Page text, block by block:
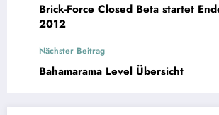
Brick-Force Closed Beta startet
2012
Nächster Beitrag
Bahamarama Level Übersicht